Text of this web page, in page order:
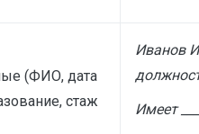
(ФИО, дата
стаж
Иванов
Имеет